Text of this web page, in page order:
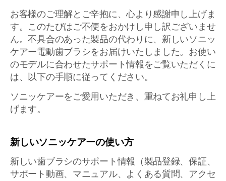
お客様のご理解とご辛抱に、心より感謝申し上げま
す。このたびはご不便をおかけし申し訳ございませ
ん。不具合のあった製品の代わりに、新しいソニッ
ケアー電動歯ブラシをお届けいたしました。お使い
のモデルに合わせたサポート情報をご覧いただくに
は、以下の手順に従ってください。
ソニッケアーをご愛用いただき、重ねてお礼申し上
げます。
新しいソニッケアーの使い方
新しい歯ブラシのサポート情報（製品登録、保証、
サポート動画、マニュアル、よくある質問、アクセ